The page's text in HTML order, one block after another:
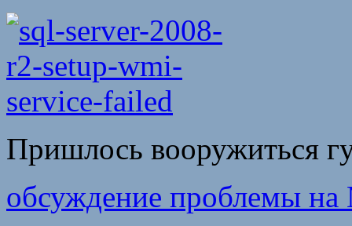
Пришлось вооружиться
обсуждение проблемы на